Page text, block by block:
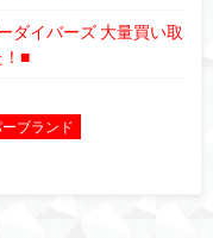
ダイバーズ 大量買い取
！■
ブランド